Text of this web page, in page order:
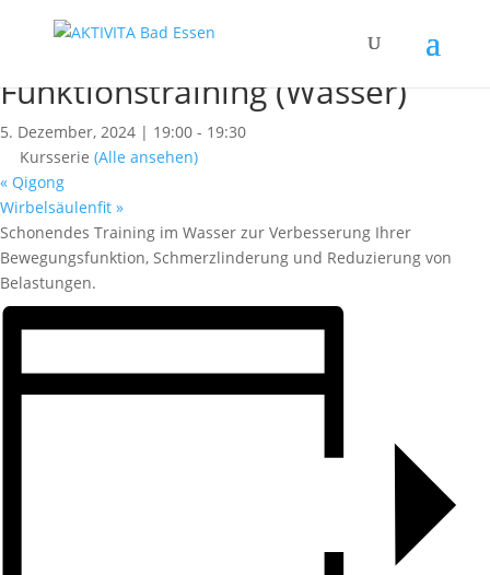
« Alle Kurse
Funktionstraining (Wasser)
5. Dezember, 2024 | 19:00 - 19:30
Kursserie (Alle ansehen)
« Qigong
Wirbelsäulenfit »
Schonendes Training im Wasser zur Verbesserung Ihrer
Bewegungsfunktion, Schmerzlinderung und Reduzierung von
Belastungen.